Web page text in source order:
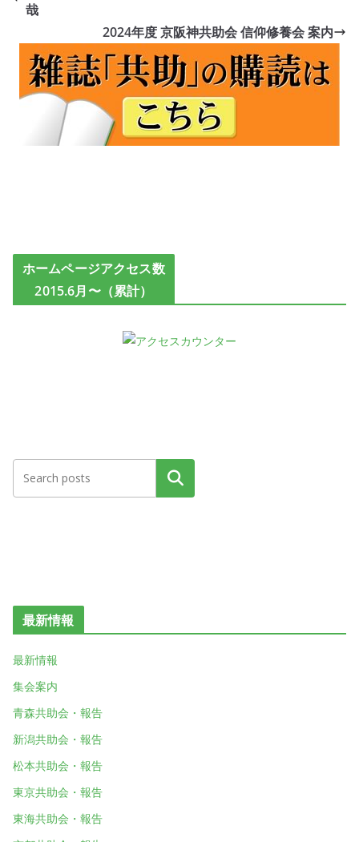
哉
2024年度 京阪神共助会 信仰修養会 案内
ホームページアクセス数
2015.6月〜（累計）
検索
最新情報
最新情報
集会案内
青森共助会・報告
新潟共助会・報告
松本共助会・報告
東京共助会・報告
東海共助会・報告